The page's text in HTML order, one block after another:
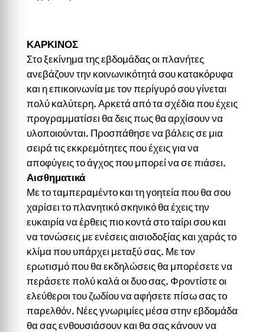
ΚΑΡΚΙΝΟΣ
Στο ξεκίνημα της εβδομάδας οι πλανήτες
ανεβάζουν την κοινωνικότητά σου κατακόρυφα
και η επικοινωνία με τον περίγυρό σου γίνεται
πολύ καλύτερη. Αρκετά από τα σχέδια που έχεις
προγραμματίσει θα δεις πως θα αρχίσουν να
υλοποιούνται. Προσπάθησε να βάλεις σε μια
σειρά τις εκκρεμότητες που έχεις για να
αποφύγεις το άγχος που μπορεί να σε πιάσει.
Αισθηματικά
Με το ταμπεραμέντο και τη γοητεία που θα σου
χαρίσει το πλανητικό σκηνικό θα έχεις την
ευκαιρία να έρθεις πιο κοντά στο ταίρι σου και
να τονώσεις με ενέσεις αισιοδοξίας και χαράς το
κλίμα που υπάρχει μεταξύ σας. Με τον
ερωτισμό που θα εκδηλώσεις θα μπορέσετε να
περάσετε πολύ καλά οι δυο σας. Φροντίστε οι
ελεύθεροι του ζωδίου να αφήσετε πίσω σας το
παρελθόν. Νέες γνωριμίες μέσα στην εβδομάδα
θα σας ενθουσιάσουν και θα σας κάνουν να